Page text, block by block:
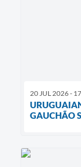
20 JUL 2026 -
GAUCHÃO